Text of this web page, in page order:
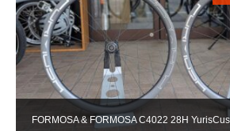
FORMOSA & FORMOSA C4022 28H